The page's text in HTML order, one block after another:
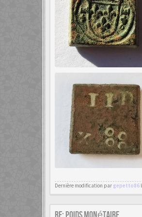
Dernière modification par gepetto86